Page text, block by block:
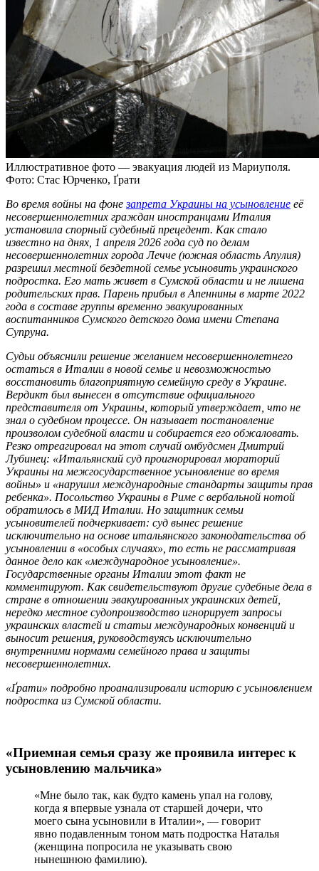
Иллюстративное фото — эвакуация людей из Мариуполя.
Фото: Стас Юрченко, Ґрати
Во время войны на фонезапрета Украины на усыновление её
несовершеннолетних граждан иностранцами Италия
установила спорный судебный прецедент. Как стало
известно на днях, 1 апреля 2026 года суд по делам
несовершеннолетних города Лечче (южная область Апулия)
разрешил местной бездетной семье усыновить украинского
подростка. Его мать живет в Сумской области и не лишена
родительских прав. Парень прибыл в Апеннины в марте 2022
года в составе группы временно эвакуированных
воспитанников Сумского детского дома имени Степана
Супруна.
Судьи объяснили решение желанием несовершеннолетнего
остаться в Италии в новой семье и невозможностью
восстановить благоприятную семейную среду в Украине.
Вердикт был вынесен в отсутствие официального
представителя от Украины, который утверждает, что не
знал о судебном процессе. Он называет постановление
произволом судебной власти и собирается его обжаловать.
Резко отреагировал на этот случай омбудсмен Дмитрий
Лубинец: «Итальянский суд проигнорировал мораторий
Украины на межгосударственное усыновление во время
войны» и «нарушил международные стандарты защиты прав
ребенка». Посольство Украины в Риме с вербальной нотой
обратилось в МИД Италии. Но защитник семьи
усыновителей подчеркивает: суд вынес решение
исключительно на основе итальянского законодательства об
усыновлении в «особых случаях», то есть не рассматривая
данное дело как «международное усыновление».
Государственные органы Италии этот факт не
комментируют. Как свидетельствуют другие судебные дела в
стране в отношении эвакуированных украинских детей,
нередко местное судопроизводство игнорирует запросы
украинских властей и статьи международных конвенций и
выносит решения, руководствуясь исключительно
внутренними нормами семейного права и защиты
несовершеннолетних.
«Ґрати» подробно проанализировали историю с усыновлением
подростка из Сумской области.
«Приемная семья сразу же проявила интерес к
усыновлению мальчика»
«Мне было так, как будто камень упал на голову,
когда я впервые узнала от старшей дочери, что
моего сына усыновили в Италии», — говорит
явно подавленным тоном мать подростка Наталья
(женщина попросила не указывать свою
нынешнюю фамилию).